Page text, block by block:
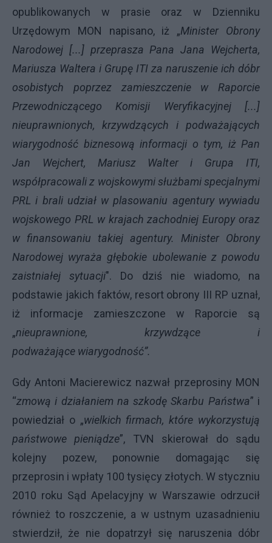
opublikowanych w prasie oraz w Dzienniku
Urzędowym MON napisano, iż „Minister Obrony
Narodowej [...] przeprasza Pana Jana Wejcherta,
Mariusza Waltera i Grupę ITI za naruszenie ich dóbr
osobistych poprzez zamieszczenie w Raporcie
Przewodniczącego Komisji Weryfikacyjnej [...]
nieuprawnionych, krzywdzących i podważających
wiarygodność biznesową informacji o tym, iż Pan
Jan Wejchert, Mariusz Walter i Grupa ITI,
współpracowali z wojskowymi służbami specjalnymi
PRL i brali udział w plasowaniu agentury wywiadu
wojskowego PRL w krajach zachodniej Europy oraz
w finansowaniu takiej agentury. Minister Obrony
Narodowej wyraża głębokie ubolewanie z powodu
zaistniałej sytuacji". Do dziś nie wiadomo, na
podstawie jakich faktów, resort obrony III RP uznał,
iż informacje zamieszczone w Raporcie są
„nieuprawnione, krzywdzące i
podważające wiarygodność”.
Gdy Antoni Macierewicz nazwał przeprosiny MON
“zmową i działaniem na szkodę Skarbu Państwa” i
powiedział o „wielkich firmach, które wykorzystują
państwowe pieniądze”, TVN skierował do sądu
kolejny pozew, ponownie domagając się
przeprosin i wpłaty 100 tysięcy złotych. W styczniu
2010 roku Sąd Apelacyjny w Warszawie odrzucił
również to roszczenie, a w ustnym uzasadnieniu
stwierdził, że nie dopatrzył się naruszenia dóbr